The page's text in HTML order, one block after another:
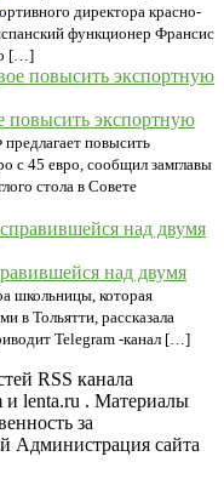
директора красно-
функционер Франсис
[…]
повысить экспортную
повысить
с 45 евро, сообщил замглавы
стола в Совете
над двумя
школьницы, которая
в Тольятти, рассказала
Telegram -канал […]
RSS канала
и lenta.ru . Материалы
за
Администрация сайта